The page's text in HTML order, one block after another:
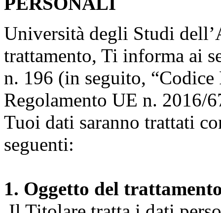
Università degli Studi
trattamento, Ti informa ai
n. 196 (in seguito, “Codice
Regolamento UE n. 2016/
Tuoi dati saranno trattati
seguenti:
1. Oggetto del